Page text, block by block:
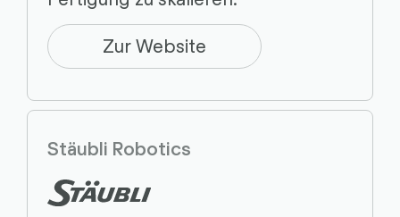
Zur Website
Stäubli Robotics